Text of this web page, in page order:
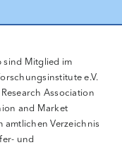
sind Mitglied im
e.V.
Association
and Market
amtlichen Verzeichnis
und